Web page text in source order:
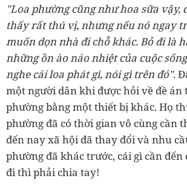
"Loa phường cũng như hoa sữa vậy,
thấy rất thú vị, nhưng nếu nó ngay
muốn dọn nhà đi chỗ khác.Bỏ đi là
những ồn ào náo nhiệt của cuộc
nghe cái loa phát gì, nói gì trên đó".
một người dân khi được hỏi về đề án
phường bằng một thiết bị khác. Họ
phường đã có thời gian vô cùng cần
đến nay xã hội đã thay đổi và nhu
phường đã khác trước, cái gì cần đến
đi thì phải chia tay!